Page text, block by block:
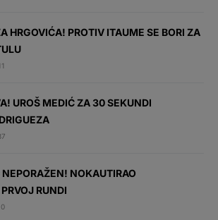
HRGOVIĆA! PROTIV ITAUME SE BORI ZA
UROŠ MEDIĆ ZA 30 SEKUNDI
NOKAUTIRAO
RUNDI